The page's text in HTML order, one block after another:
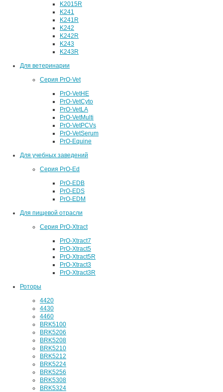
K2015R
K241
K241R
K242
K242R
K243
K243R
Для ветеринарии
Серия PrO-Vet
PrO-VetHE
PrO-VetCyto
PrO-VetLA
PrO-VetMulti
PrO-VetPCVs
PrO-VetSerum
PrO-Equine
Для учебных заведений
Серия PrO-Ed
PrO-EDB
PrO-EDS
PrO-EDM
Для пищевой отрасли
Серия PrO-Xtract
PrO-Xtract7
PrO-Xtract5
PrO-Xtract5R
PrO-Xtract3
PrO-Xtract3R
Роторы
4420
4430
4460
BRK5100
BRK5206
BRK5208
BRK5210
BRK5212
BRK5224
BRK5256
BRK5308
BRK5324